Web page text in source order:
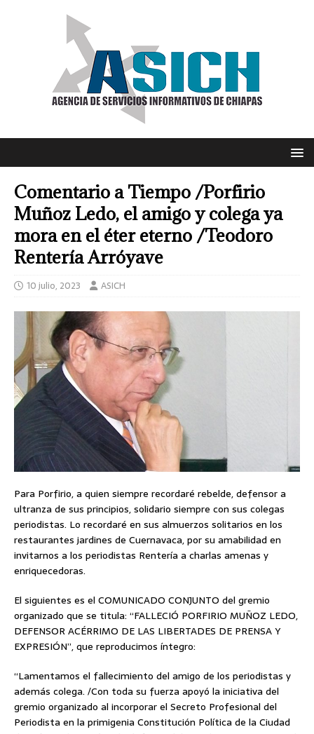
Comentario a Tiempo /Porfirio
Muñoz Ledo, el amigo y colega ya
mora en el éter eterno /Teodoro
Rentería Arróyave
10 julio, 2023 ASICH
Para Porfirio, a quien siempre recordaré rebelde, defensor a
ultranza de sus principios, solidario siempre con sus colegas
periodistas. Lo recordaré en sus almuerzos solitarios en los
restaurantes jardines de Cuernavaca, por su amabilidad en
invitarnos a los periodistas Rentería a charlas amenas y
enriquecedoras.
El siguientes es el COMUNICADO CONJUNTO del gremio
organizado que se titula: “FALLECIÓ PORFIRIO MUÑOZ LEDO,
DEFENSOR ACÉRRIMO DE LAS LIBERTADES DE PRENSA Y
EXPRESIÓN”, que reproducimos íntegro:
“Lamentamos el fallecimiento del amigo de los periodistas y
además colega. /Con toda su fuerza apoyó la iniciativa del
gremio organizado al incorporar el Secreto Profesional del
Periodista en la primigenia Constitución Política de la Ciudad